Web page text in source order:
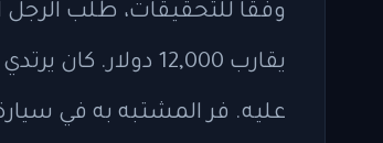
وفقًا للتحقيقات، طلب الرجل
يقارب 12,000
عليه. فر المشتبه به في